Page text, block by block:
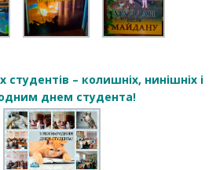
студентів – колишніх, нинішніх і
днем студента!